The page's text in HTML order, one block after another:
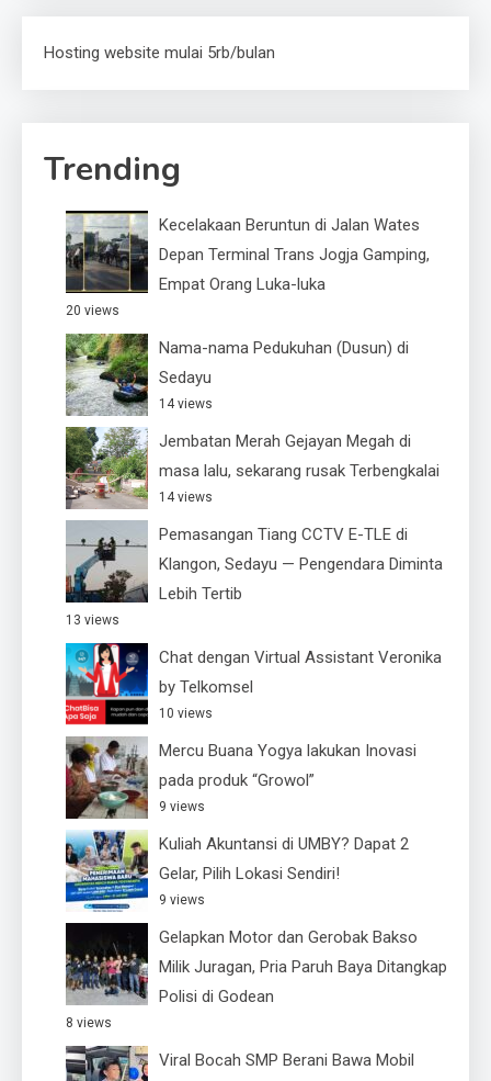
Hosting website mulai 5rb/bulan
Trending
Kecelakaan Beruntun di Jalan Wates
Depan Terminal Trans Jogja Gamping,
Empat Orang Luka-luka
20 views
Nama-nama Pedukuhan (Dusun) di
Sedayu
14 views
Jembatan Merah Gejayan Megah di
masa lalu, sekarang rusak Terbengkalai
14 views
Pemasangan Tiang CCTV E-TLE di
Klangon, Sedayu — Pengendara Diminta
Lebih Tertib
13 views
Chat dengan Virtual Assistant Veronika
by Telkomsel
10 views
Mercu Buana Yogya lakukan Inovasi
pada produk “Growol”
9 views
Kuliah Akuntansi di UMBY? Dapat 2
Gelar, Pilih Lokasi Sendiri!
9 views
Gelapkan Motor dan Gerobak Bakso
Milik Juragan, Pria Paruh Baya Ditangkap
Polisi di Godean
8 views
Viral Bocah SMP Berani Bawa Mobil